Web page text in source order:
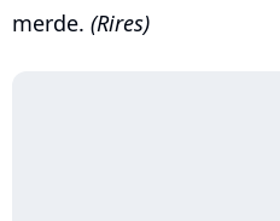
merde. (Rires)